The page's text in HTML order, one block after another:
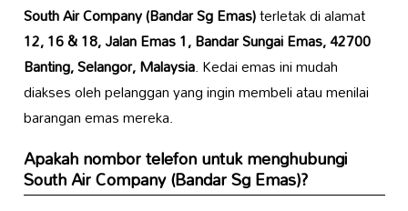
South Air Company (Bandar Sg Emas)terletak di alamat
12, 16 & 18, Jalan Emas 1, Bandar Sungai Emas, 42700
Banting, Selangor, Malaysia. Kedai emas ini mudah
diakses oleh pelanggan yang ingin membeli atau menilai
barangan emas mereka.
Apakah nombor telefon untuk menghubungi
South Air Company (Bandar Sg Emas)?